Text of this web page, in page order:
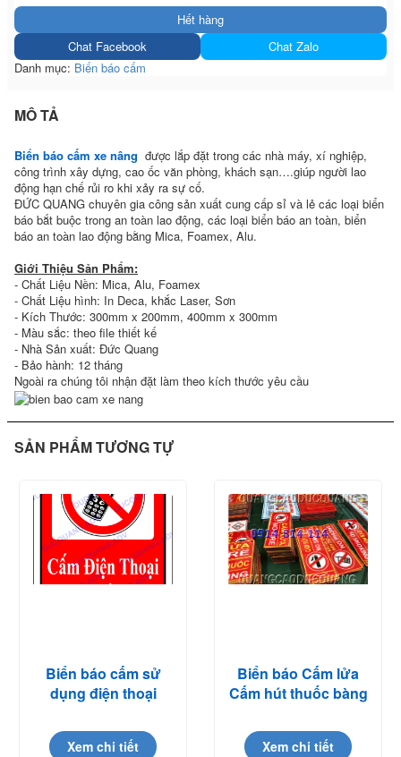
Hết hàng
Chat Facebook
Chat Zalo
Danh mục: Biến báo cấm
MÔ TẢ
Biển báo cấm xe nâng được lắp đặt trong các nhà máy, xí nghiệp,
công trình xây dựng, cao ốc văn phòng, khách sạn….giúp người lao
động hạn chế rủi ro khi xảy ra sự cố.
ĐỨC QUANG chuyên gia công sản xuất cung cấp sỉ và lẻ các loại biển
báo bắt buộc trong an toàn lao động, các loại biển báo an toàn, biển
báo an toàn lao động bằng Mica, Foamex, Alu.
Giới Thiệu Sản Phẩm:
- Chất Liệu Nền: Mica, Alu, Foamex
- Chất Liệu hình: In Deca, khắc Laser, Sơn
- Kích Thước: 300mm x 200mm, 400mm x 300mm
- Màu sắc: theo file thiết kế
- Nhà Sản xuất: Đức Quang
- Bảo hành: 12 tháng
Ngoài ra chúng tôi nhận đặt làm theo kích thước yêu cầu
SẢN PHẨM TƯƠNG TỰ
Biển báo cấm sử
dụng điện thoại
Xem chi tiết
Biển báo Cấm lửa
Cấm hút thuốc bàng
Xem chi tiết